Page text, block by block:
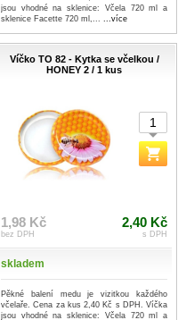
jsou vhodné na sklenice: Včela 720 ml a
sklenice Facette 720 ml,... ...více
Víčko TO 82 - Kytka se včelkou /
HONEY 2 / 1 kus
1,98 Kč
bez DPH
2,40 Kč
s DPH
skladem
Pěkné balení medu je vizitkou každého
včelaře. Cena za kus 2,40 Kč s DPH. Víčka
jsou vhodné na sklenice: Včela 720 ml a